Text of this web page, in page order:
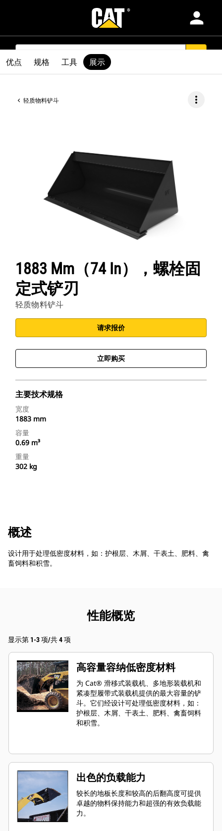
person
SEARCH
产品
行业
服务和支持
查找代理商
Africa Middle-East-简体中文
轻质物料铲斗 more_vert
1883 Mm（74 In），螺栓固
定式铲刃
轻质物料铲斗
请求报价
立即购买
主要技术规格
宽度
1883 mm
容量
0.69 m³
重量
302 kg
优点 规格 工具 展示
概述
设计用于处理低密度材料，如：护根层、木屑、干表土、肥料、禽
畜饲料和积雪。
性能概览
显示第 1-3 项/共 4 项
高容量容纳低密度材料
为 Cat® 滑移式装载机、多地形装载机和
紧凑型履带式装载机提供的最大容量的铲
斗。它们经设计可处理低密度材料，如：
护根层、木屑、干表土、肥料、禽畜饲料
和积雪。
出色的负载能力
较长的地板长度和较高的后翻高度可提供
卓越的物料保持能力和超强的有效负载能
力。